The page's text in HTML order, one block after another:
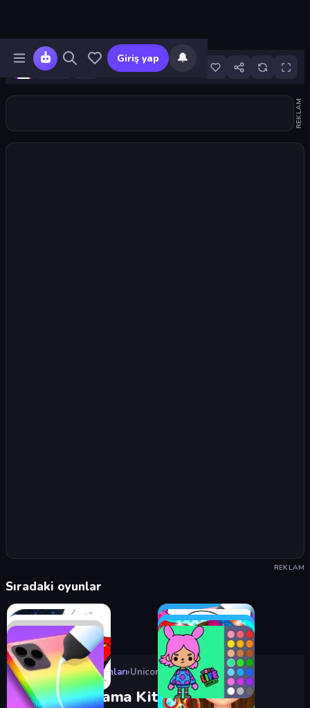
Giriş yap 🔔
11
REKLAM
REKLAM
Sıradaki oyunlar
Oyunlar Boyama Oyunları›Unicorn Boyama Kitabı
Unicorn Boyama Kitabı